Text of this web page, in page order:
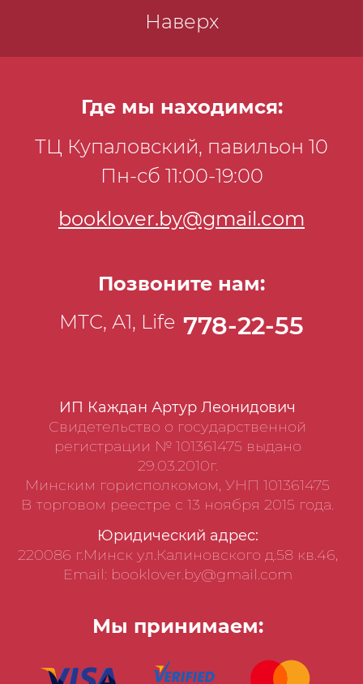
Наверх
ИП Каждан Артур Леонидович
Свидетельство о государственной
регистрации № 101361475 выдано
29.03.2010г.
Минским горисполкомом, УНП 101361475
В торговом реестре с 13 ноября 2015 года.
Юридический адрес:
220086 г.Минск ул.Калиновского д.58 кв.46,
Email: booklover.by@gmail.com
Мы принимаем:
Где мы находимся:
ТЦ Купаловский, павильон 10
Пн-сб 11:00-19:00
booklover.by@gmail.com
Позвоните нам:
МТС, А1, Life 778-22-55